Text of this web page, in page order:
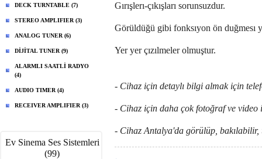
DECK TURNTABLE (7)
STEREO AMPLIFIER (3)
ANALOG TUNER (6)
DİJİTAL TUNER (9)
ALARMLI SAATLİ RADYO
(4)
AUDIO TIMER (4)
RECEIVER AMPLIFIER (3)
Ev Sinema Ses Sistemleri
(99)
Gırışlerı-çıkışları sorunsuzdur.
Görüldüğü gibi fonksıyon ön duğmesı
Yer yer çızılmeler olmuştur.
- Cihaz için detaylı bilgi almak için
- Cihaz için daha çok fotoğraf ve video
- Cihaz Antalya'da görülüp, bakılabilir,